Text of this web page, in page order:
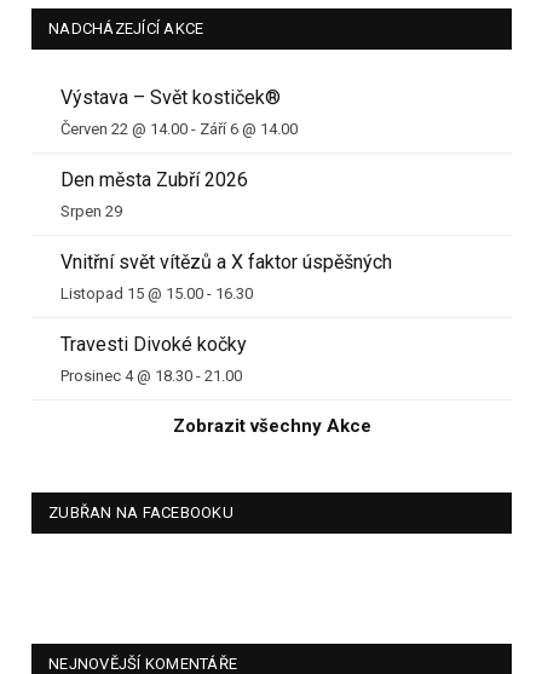
NADCHÁZEJÍCÍ AKCE
Výstava – Svět kostiček®
Červen 22 @ 14.00 - Září 6 @ 14.00
Den města Zubří 2026
Srpen 29
Vnitřní svět vítězů a X faktor úspěšných
Listopad 15 @ 15.00 - 16.30
Travesti Divoké kočky
Prosinec 4 @ 18.30 - 21.00
Zobrazit všechny Akce
ZUBŘAN NA FACEBOOKU
NEJNOVĚJŠÍ KOMENTÁŘE